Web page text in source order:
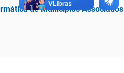
de Municípios Associados